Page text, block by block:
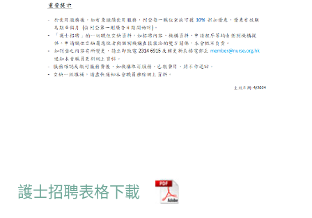
護士招聘表格下載